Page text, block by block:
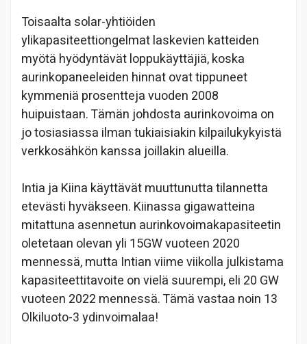
Toisaalta solar-yhtiöiden
ylikapasiteettiongelmat laskevien katteiden
myötä hyödyntävät loppukäyttäjiä, koska
aurinkopaneeleiden hinnat ovat tippuneet
kymmeniä prosentteja vuoden 2008
huipuistaan. Tämän johdosta aurinkovoima on
jo tosiasiassa ilman tukiaisiakin kilpailukykyistä
verkkosähkön kanssa joillakin alueilla.
Intia ja Kiina käyttävät muuttunutta tilannetta
etevästi hyväkseen. Kiinassa gigawatteina
mitattuna asennetun aurinkovoimakapasiteetin
oletetaan olevan yli 15GW vuoteen 2020
mennessä, mutta Intian viime viikolla julkistama
kapasiteettitavoite on vielä suurempi, eli 20 GW
vuoteen 2022 mennessä. Tämä vastaa noin 13
Olkiluoto-3 ydinvoimalaa!